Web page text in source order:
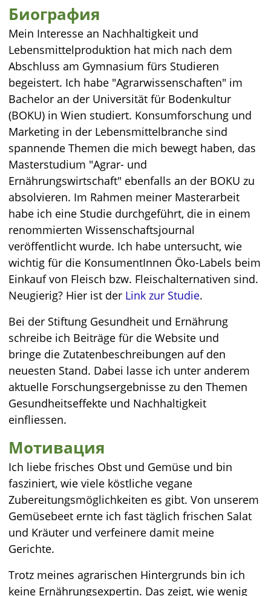
Биография
Mein Interesse an Nachhaltigkeit und
Lebensmittelproduktion hat mich nach dem
Abschluss am Gymnasium fürs Studieren
begeistert. Ich habe "Agrarwissenschaften" im
Bachelor an der Universität für Bodenkultur
(BOKU) in Wien studiert. Konsumforschung und
Marketing in der Lebensmittelbranche sind
spannende Themen die mich bewegt haben, das
Masterstudium "Agrar- und
Ernährungswirtschaft" ebenfalls an der BOKU zu
absolvieren. Im Rahmen meiner Masterarbeit
habe ich eine Studie durchgeführt, die in einem
renommierten Wissenschaftsjournal
veröffentlicht wurde. Ich habe untersucht, wie
wichtig für die KonsumentInnen Öko-Labels beim
Einkauf von Fleisch bzw. Fleischalternativen sind.
Neugierig? Hier ist der Link zur Studie.
Bei der Stiftung Gesundheit und Ernährung
schreibe ich Beiträge für die Website und
bringe die Zutatenbeschreibungen auf den
neuesten Stand. Dabei lasse ich unter anderem
aktuelle Forschungsergebnisse zu den Themen
Gesundheitseffekte und Nachhaltigkeit
einfliessen.
Мотивация
Ich liebe frisches Obst und Gemüse und bin
fasziniert, wie viele köstliche vegane
Zubereitungsmöglichkeiten es gibt. Von unserem
Gemüsebeet ernte ich fast täglich frischen Salat
und Kräuter und verfeinere damit meine
Gerichte.
Trotz meines agrarischen Hintergrunds bin ich
keine Ernährungsexpertin. Das zeigt, wie wenig